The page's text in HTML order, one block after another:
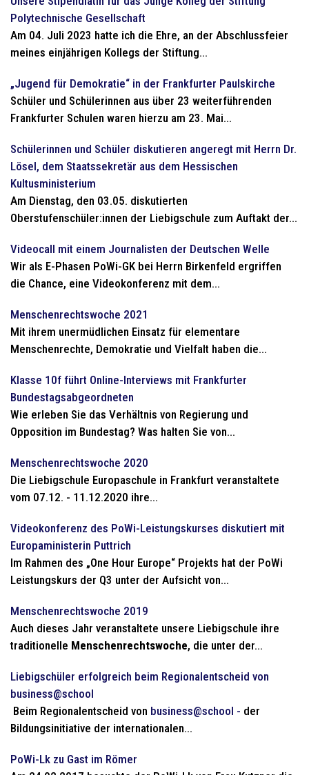
Polytechnische Gesellschaft
Am 04. Juli 2023 hatte ich die Ehre, an der Abschlussfeier
meines einjährigen Kollegs der Stiftung...
„Jugend für Demokratie“ in der Frankfurter Paulskirche
Schüler und Schülerinnen aus über 23 weiterführenden
Frankfurter Schulen waren hierzu am 23. Mai...
Schülerinnen und Schüler diskutieren angeregt mit Herrn Dr.
Lösel, dem Staatssekretär aus dem Hessischen
Kultusministerium
Am Dienstag, den 03.05. diskutierten
Oberstufenschüler:innen der Liebigschule zum Auftakt der...
Videocall mit einem Journalisten der Deutschen Welle
Wir als E-Phasen PoWi-GK bei Herrn Birkenfeld ergriffen
die Chance, eine Videokonferenz mit dem...
Menschenrechtswoche 2021
Mit ihrem unermüdlichen Einsatz für elementare
Menschenrechte, Demokratie und Vielfalt haben die...
Klasse 10f führt Online-Interviews mit Frankfurter
Bundestagsabgeordneten
Wie erleben Sie das Verhältnis von Regierung und
Opposition im Bundestag? Was halten Sie von...
Menschenrechtswoche 2020
Die Liebigschule Europaschule in Frankfurt veranstaltete
vom 07.12. - 11.12.2020 ihre...
Videokonferenz des PoWi-Leistungskurses diskutiert mit
Europaministerin Puttrich
Im Rahmen des „One Hour Europe“ Projekts hat der PoWi
Leistungskurs der Q3 unter der Aufsicht von...
Menschenrechtswoche 2019
Auch dieses Jahr veranstaltete unsere Liebigschule ihre
traditionelle Menschenrechtswoche, die unter der...
Liebigschüler erfolgreich beim Regionalentscheid von
business@school
Beim Regionalentscheid von business@school - der
Bildungsinitiative der internationalen...
PoWi-Lk zu Gast im Römer